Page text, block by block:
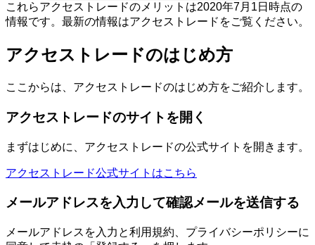
これらアクセストレードのメリットは2020年7月1日時点の
情報です。最新の情報はアクセストレードをご覧ください。
アクセストレードのはじめ方
ここからは、アクセストレードのはじめ方をご紹介します。
アクセストレードのサイトを開く
まずはじめに、アクセストレードの公式サイトを開きます。
アクセストレード公式サイトはこちら
メールアドレスを入力して確認メールを送信する
メールアドレスを入力と利用規約、プライバシーポリシーに